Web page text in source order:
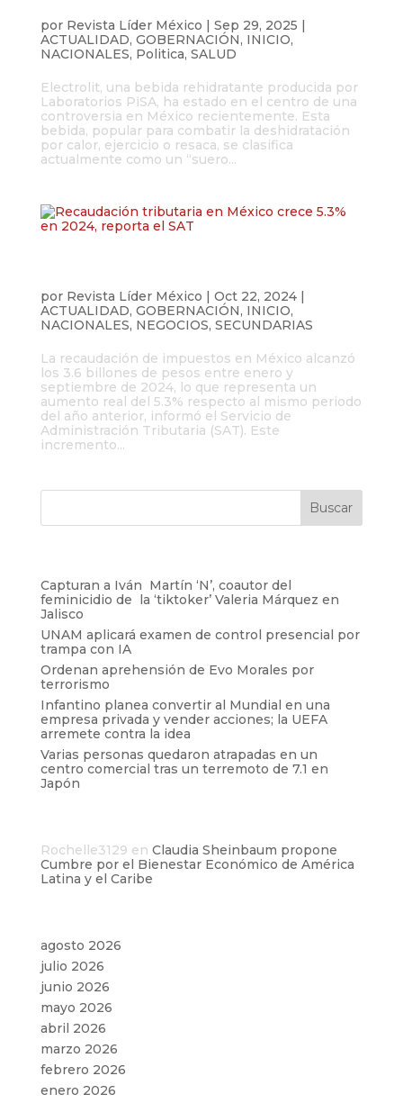
por Revista Líder México | Sep 29, 2025 |
ACTUALIDAD, GOBERNACIÓN, INICIO,
NACIONALES, Politica, SALUD
Electrolit, una bebida rehidratante producida por
Laboratorios PiSA, ha estado en el centro de una
controversia en México recientemente. Esta
bebida, popular para combatir la deshidratación
por calor, ejercicio o resaca, se clasifica
actualmente como un “suero...
por Revista Líder México | Oct 22, 2024|
ACTUALIDAD, GOBERNACIÓN, INICIO,
NACIONALES, NEGOCIOS, SECUNDARIAS
La recaudación de impuestos en México alcanzó
los 3.6 billones de pesos entre enero y
septiembre de 2024, lo que representa un
aumento real del 5.3% respecto al mismo periodo
del año anterior, informó el Servicio de
Administración Tributaria (SAT). Este
incremento...
Capturan a Iván Martín ‘N’, coautor del
feminicidio de la ‘tiktoker’ Valeria Márquez en
Jalisco
UNAM aplicará examen de control presencial por
trampa con IA
Ordenan aprehensión de Evo Morales por
terrorismo
Infantino planea convertir al Mundial en una
empresa privada y vender acciones; la UEFA
arremete contra la idea
Varias personas quedaron atrapadas en un
centro comercial tras un terremoto de 7.1 en
Japón
Rochelle3129 en Claudia Sheinbaum propone
Cumbre por el Bienestar Económico de América
Latina y el Caribe
agosto 2026
julio 2026
junio 2026
mayo 2026
abril 2026
marzo 2026
febrero 2026
enero 2026